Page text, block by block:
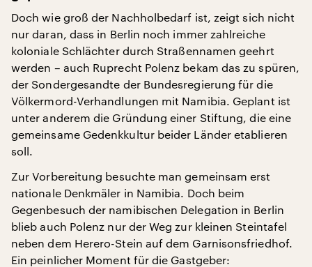
Doch wie groß der Nachholbedarf ist, zeigt sich nicht
nur daran, dass in Berlin noch immer zahlreiche
koloniale Schlächter durch Straßennamen geehrt
werden – auch Ruprecht Polenz bekam das zu spüren,
der Sondergesandte der Bundesregierung für die
Völkermord-Verhandlungen mit Namibia. Geplant ist
unter anderem die Gründung einer Stiftung, die eine
gemeinsame Gedenkkultur beider Länder etablieren
soll.
Zur Vorbereitung besuchte man gemeinsam erst
nationale Denkmäler in Namibia. Doch beim
Gegenbesuch der namibischen Delegation in Berlin
blieb auch Polenz nur der Weg zur kleinen Steintafel
neben dem Herero-Stein auf dem Garnisonsfriedhof.
Ein peinlicher Moment für die Gastgeber: